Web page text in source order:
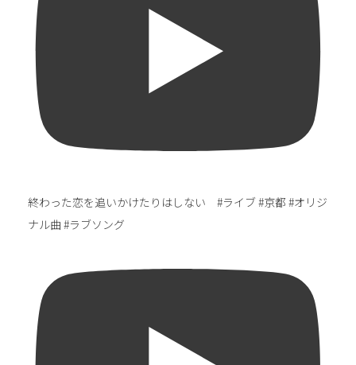
終わった恋を追いかけたりはしない #ライブ #京都 #オリジ
ナル曲 #ラブソング